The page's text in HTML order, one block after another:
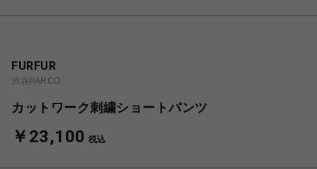
FURFUR
渋谷PARCO
カットワーク刺繍ショートパンツ
￥23,100 税込